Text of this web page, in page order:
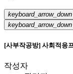
keyboard_arrow_down
keyboard_arrow_down
[사부작공방] 사회적응
작성자